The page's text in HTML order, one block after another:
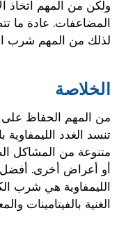
ولكن من المهم اتخاذ
المضاعفات. عادة ما
لذلك من المهم شرب
الخلاصة
من المهم الحفاظ على
تنسد الغدد
متنوعة من المشاكل
أو أعراض أخرى.
الليمفاوية هي شرب
الغنية بالفيتامينات